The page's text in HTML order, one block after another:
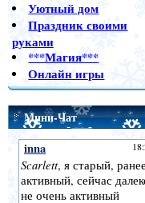
Уютный дом
Праздник своими
руками
***Магия***
Онлайн игры
Мини-Чат